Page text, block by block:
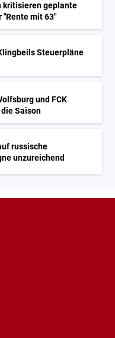
kritisieren geplante
"Rente mit 63"
Steuerpläne
und FCK
Saison
russische
unzureichend